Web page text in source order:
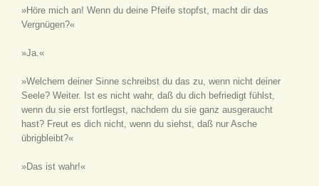
»Höre mich an! Wenn du deine Pfeife stopfst, macht dir das
Vergnügen?«
»Ja.«
»Welchem deiner Sinne schreibst du das zu, wenn nicht deiner
Seele? Weiter. Ist es nicht wahr, daß du dich befriedigt fühlst,
wenn du sie erst fortlegst, nachdem du sie ganz ausgeraucht
hast? Freut es dich nicht, wenn du siehst, daß nur Asche
übrigbleibt?«
»Das ist wahr!«